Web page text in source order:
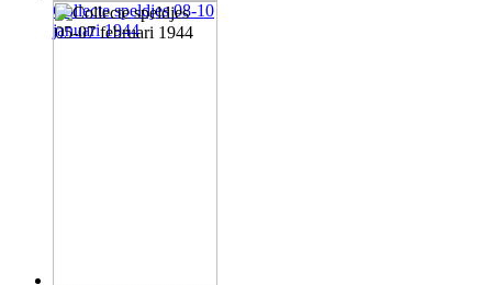
Collecte speldjes 08-10
januari 1944